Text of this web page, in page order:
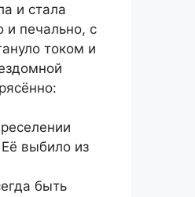
и стала
и печально, с
током и
выбило из
быть